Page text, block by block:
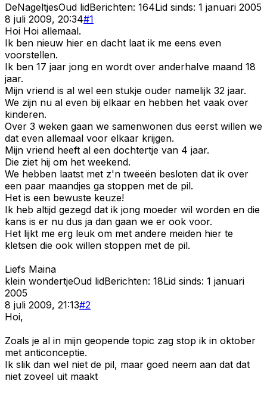
DeNageltjesOud lidBerichten: 164Lid sinds: 1 januari 2005
8 juli 2009, 20:34#1
Hoi Hoi allemaal.
Ik ben nieuw hier en dacht laat ik me eens even
voorstellen.
Ik ben 17 jaar jong en wordt over anderhalve maand 18
jaar.
Mijn vriend is al wel een stukje ouder namelijk 32 jaar.
We zijn nu al even bij elkaar en hebben het vaak over
kinderen.
Over 3 weken gaan we samenwonen dus eerst willen we
dat even allemaal voor elkaar krijgen.
Mijn vriend heeft al een dochtertje van 4 jaar.
Die ziet hij om het weekend.
We hebben laatst met z'n tweeën besloten dat ik over
een paar maandjes ga stoppen met de pil.
Het is een bewuste keuze!
Ik heb altijd gezegd dat ik jong moeder wil worden en die
kans is er nu dus ja dan gaan we er ook voor.
Het lijkt me erg leuk om met andere meiden hier te
kletsen die ook willen stoppen met de pil.
Liefs Maina
klein wondertjeOud lidBerichten: 18Lid sinds: 1 januari
2005
8 juli 2009, 21:13#2
Hoi,
Zoals je al in mijn geopende topic zag stop ik in oktober
met anticonceptie.
Ik slik dan wel niet de pil, maar goed neem aan dat dat
niet zoveel uit maakt